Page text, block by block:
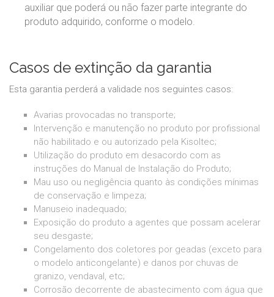
auxiliar que poderá ou não fazer parte integrante do
produto adquirido, conforme o modelo.
Casos de extinção da garantia
Esta garantia perderá a validade nos seguintes casos:
Avarias provocadas no transporte;
Intervenção e manutenção no produto por profissional
não habilitado e ou autorizado pela Kisoltec;
Utilização do produto em desacordo com as
instruções do Manual de Instalação do Produto;
Mau uso ou negligência quanto às condições mínimas
de conservação e limpeza;
Manuseio inadequado;
Exposição do produto a agentes que possam acelerar
seu desgaste;
Congelamento dos coletores por geadas (exceto para
o modelo anticongelante) e danos por chuvas de
granizo, vendaval, etc;
Corrosão decorrente de abastecimento com água que